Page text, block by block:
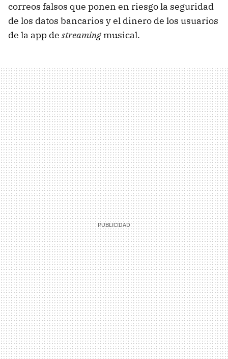
correos falsos que ponen en riesgo la seguridad
de los datos bancarios y el dinero de los usuarios
de la app de streaming musical.